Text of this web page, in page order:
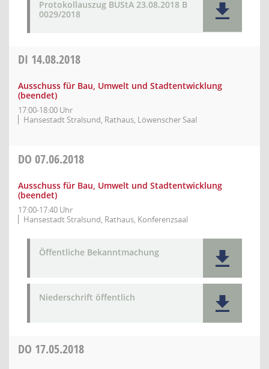
Protokollauszug BUStA 23.08.2018 B
0029/2018
DI 14.08.2018
Ausschuss für Bau, Umwelt und Stadtentwicklung
(beendet)
17:00-18:00 Uhr
Hansestadt Stralsund, Rathaus, Löwenscher Saal
DO 07.06.2018
Ausschuss für Bau, Umwelt und Stadtentwicklung
(beendet)
17:00-17:40 Uhr
Hansestadt Stralsund, Rathaus, Konferenzsaal
Öffentliche Bekanntmachung
Niederschrift öffentlich
DO 17.05.2018